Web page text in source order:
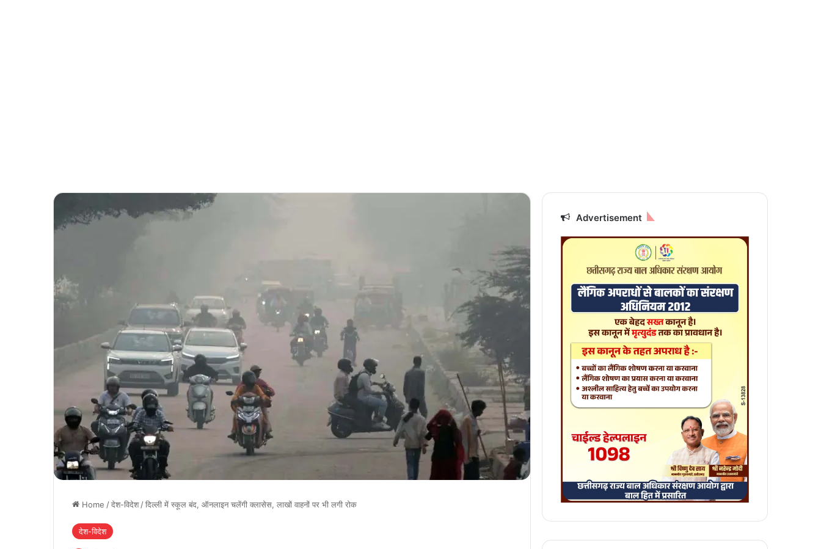
Home /देश-विदेश /दिल्ली में स्कूल बंद, ऑनलाइन चलेंगी क्लासेस, लाखों वाहनों पर भी लगी रोक
देश-विदेश
Advertisement